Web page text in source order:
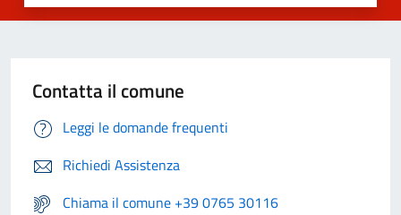
Contatta il comune
Leggi le domande frequenti
Richiedi Assistenza
Chiama il comune +39 0765 30116